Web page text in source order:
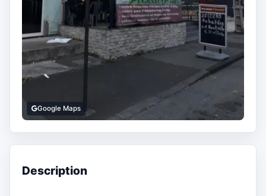
Google Maps
Description